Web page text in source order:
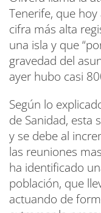
Tenerife, que
cifra más alta
una isla y que
gravedad del
ayer hubo casi
Según lo
de Sanidad, esta
y se debe al
las reuniones
ha identificado
población, que
actuando de